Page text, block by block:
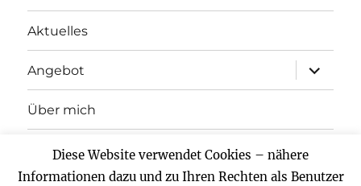
Aktuelles
Angebot
anzeigen
Über mich
Kontakt
Diese Website verwendet Cookies – nähere
Informationen dazu und zu Ihren Rechten als Benutzer